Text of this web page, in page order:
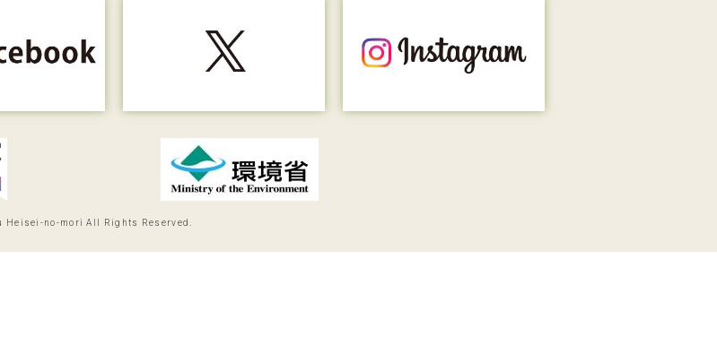
Heisei-no-mori All Rights Reserved.